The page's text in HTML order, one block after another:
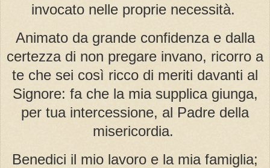
invocato nelle proprie necessità.
Animato da grande confidenza e dalla
certezza di non pregare invano, ricorro a
te che sei così ricco di meriti davanti al
Signore: fa che la mia supplica giunga,
per tua intercessione, al Padre della
misericordia.
Benedici il mio lavoro e la mia famiglia;